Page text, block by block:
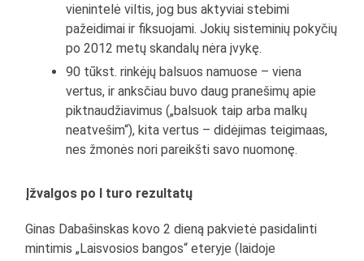
vienintelė viltis, jog bus aktyviai stebimi
pažeidimai ir fiksuojami. Jokių sisteminių pokyčių
po 2012 metų skandalų nėra įvykę.
90 tūkst. rinkėjų balsuos namuose – viena
vertus, ir anksčiau buvo daug pranešimų apie
piktnaudžiavimus („balsuok taip arba malkų
neatvešim“), kita vertus – didėjimas teigimaas,
nes žmonės nori pareikšti savo nuomonę.
Įžvalgos po I turo rezultatų
Ginas Dabašinskas kovo 2 dieną pakvietė pasidalinti
mintimis „Laisvosios bangos“ eteryje (laidoje